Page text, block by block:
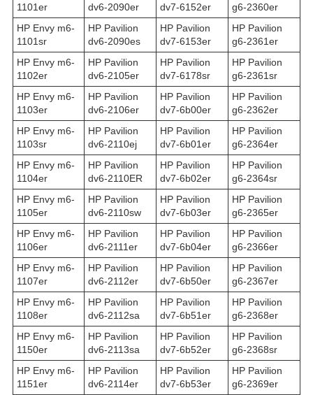
1101er
dv6-2090er
dv7-6152er
g6-2360er
HP Envy m6-
1101sr
HP Pavilion
dv6-2090es
HP Pavilion
dv7-6153er
HP Pavilion
g6-2361er
HP Envy m6-
1102er
HP Pavilion
dv6-2105er
HP Pavilion
dv7-6178sr
HP Pavilion
g6-2361sr
HP Envy m6-
1103er
HP Pavilion
dv6-2106er
HP Pavilion
dv7-6b00er
HP Pavilion
g6-2362er
HP Envy m6-
1103sr
HP Pavilion
dv6-2110ej
HP Pavilion
dv7-6b01er
HP Pavilion
g6-2364er
HP Envy m6-
1104er
HP Pavilion
dv6-2110ER
HP Pavilion
dv7-6b02er
HP Pavilion
g6-2364sr
HP Envy m6-
1105er
HP Pavilion
dv6-2110sw
HP Pavilion
dv7-6b03er
HP Pavilion
g6-2365er
HP Envy m6-
1106er
HP Pavilion
dv6-2111er
HP Pavilion
dv7-6b04er
HP Pavilion
g6-2366er
HP Envy m6-
1107er
HP Pavilion
dv6-2112er
HP Pavilion
dv7-6b50er
HP Pavilion
g6-2367er
HP Envy m6-
1108er
HP Pavilion
dv6-2112sa
HP Pavilion
dv7-6b51er
HP Pavilion
g6-2368er
HP Envy m6-
1150er
HP Pavilion
dv6-2113sa
HP Pavilion
dv7-6b52er
HP Pavilion
g6-2368sr
HP Envy m6-
1151er
HP Pavilion
dv6-2114er
HP Pavilion
dv7-6b53er
HP Pavilion
g6-2369er